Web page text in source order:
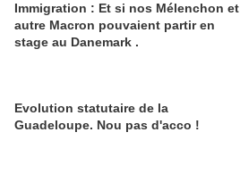
Immigration : Et si nos Mélenchon et
autre Macron pouvaient partir en
stage au Danemark .
Evolution statutaire de la
Guadeloupe. Nou pas d'acco !